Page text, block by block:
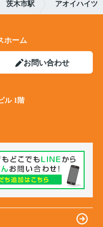
茨木市駅 アオイハイツ
ホーム
お問い合わせ
ル 1階